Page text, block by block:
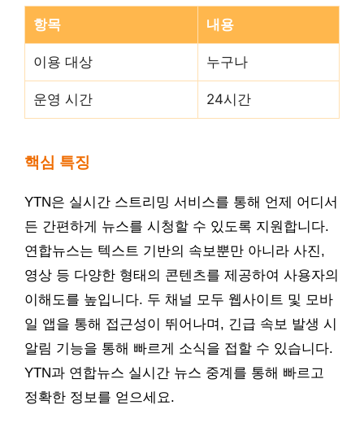
항목 내용
이용 대상 누구나
운영 시간 24시간
핵심 특징
YTN은 실시간 스트리밍 서비스를 통해 언제 어디서
든 간편하게 뉴스를 시청할 수 있도록 지원합니다.
연합뉴스는 텍스트 기반의 속보뿐만 아니라 사진,
영상 등 다양한 형태의 콘텐츠를 제공하여 사용자의
이해도를 높입니다. 두 채널 모두 웹사이트 및 모바
일 앱을 통해 접근성이 뛰어나며, 긴급 속보 발생 시
알림 기능을 통해 빠르게 소식을 접할 수 있습니다.
YTN과 연합뉴스 실시간 뉴스 중계를 통해 빠르고
정확한 정보를 얻으세요.